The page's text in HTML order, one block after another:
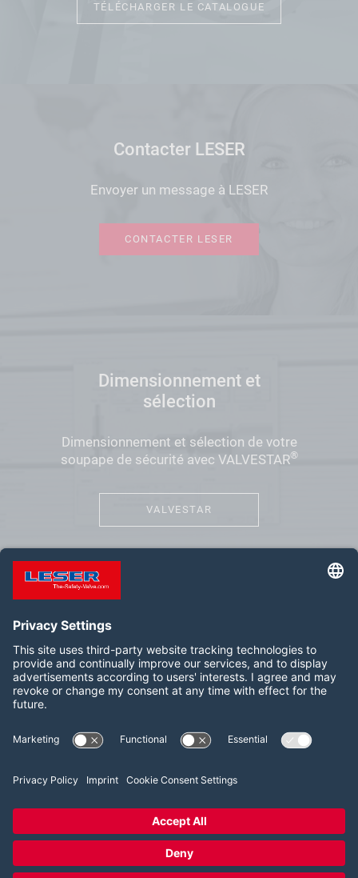
TÉLÉCHARGER LE CATALOGUE
Contacter LESER
Envoyer un message à LESER
CONTACTER LESER
Dimensionnement et
sélection
Dimensionnement et sélection de votre
soupape de sécurité avec VALVESTAR®
VALVESTAR
LinkedIn YouTube
Conditions d’utilisation
Politique de confidentialité
Paramètres de consentement aux cookies